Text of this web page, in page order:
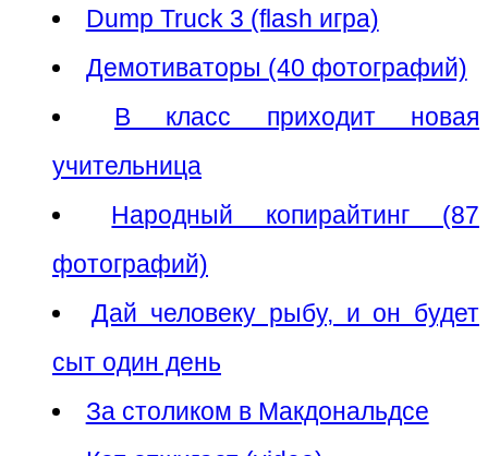
Dump Truck 3 (flash игра)
Демотиваторы (40 фотографий)
В класс приходит новая
учительница
Народный копирайтинг (87
фотографий)
Дай человеку рыбу, и он будет
сыт один день
За столиком в Макдональдсе